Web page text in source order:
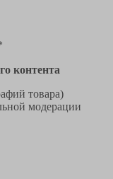
контента
товара)
модерации